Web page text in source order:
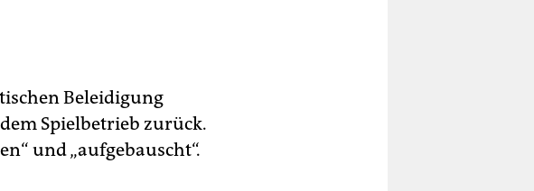
Beleidigung
Spielbetrieb zurück.
und „aufgebauscht“.